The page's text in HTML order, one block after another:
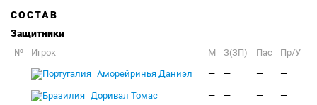
СОСТАВ
Защитники
№ Игрок M З(ЗП) Пас
Пр/У
Аморейринья Даниэл
— — — —
Доривал Томас — — — —